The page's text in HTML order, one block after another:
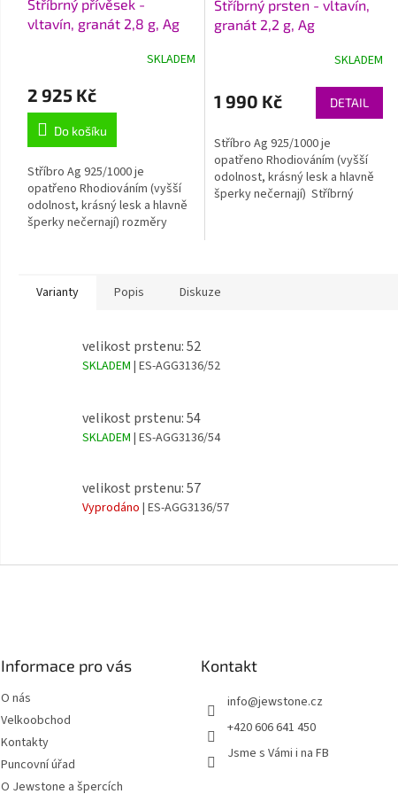
A
Stříbrný přívěsek -
vltavín, granát 2,8 g, Ag
SKLADEM
2 925 Kč
Do košíku
Stříbro Ag 925/1000 je
opatřeno Rhodiováním (vyšší
odolnost, krásný lesk a hlavně
šperky nečernají) rozměry
A
Stříbrný prsten - vltavín,
granát 2,2 g, Ag
SKLADEM
1 990 Kč DETAIL
Stříbro Ag 925/1000 je
opatřeno Rhodiováním (vyšší
odolnost, krásný lesk a hlavně
šperky nečernají) Stříbrný
Varianty Popis Diskuze
velikost prstenu: 52
SKLADEM | ES-AGG3136/52
velikost prstenu: 54
SKLADEM | ES-AGG3136/54
velikost prstenu: 57
Vyprodáno | ES-AGG3136/57
Informace pro vás
O nás
Velkoobchod
Kontakty
Puncovní úřad
O Jewstone a špercích
Kontakt
info@jewstone.cz
+420 606 641 450
Jsme s Vámi i na FB